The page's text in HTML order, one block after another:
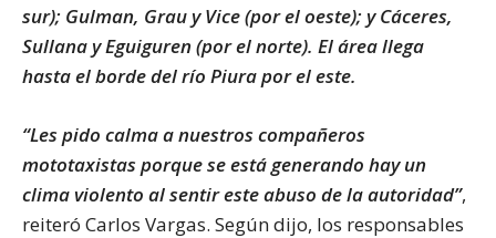
sur); Gulman, Grau y Vice (por el oeste); y Cáceres,
Sullana y Eguiguren (por el norte). El área llega
hasta el borde del río Piura por el este.
“Les pido calma a nuestros compañeros
mototaxistas porque se está generando hay un
clima violento al sentir este abuso de la autoridad”,
reiteró Carlos Vargas. Según dijo, los responsables